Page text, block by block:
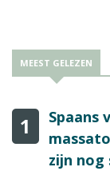
MEEST GELEZEN
1
Spaans
zijn nog